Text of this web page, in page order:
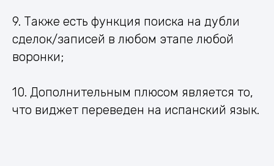
9. Также есть функция поиска на дубли
сделок/записей в любом этапе любой
воронки;
10. Дополнительным плюсом является то,
что виджет переведен на испанский язык.